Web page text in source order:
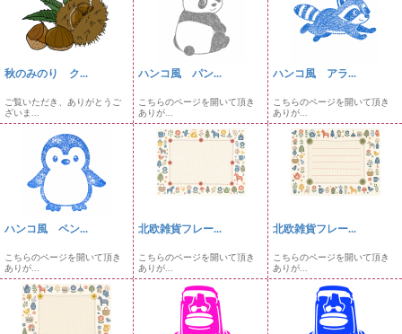
秋のみのり ク...
ご覧いただき、ありがとうご
ざいま...
ハンコ風 パン...
こちらのページを開いて頂き
ありが...
ハンコ風 アラ...
こちらのページを開いて頂き
ありが...
ハンコ風 ペン...
こちらのページを開いて頂き
ありが...
北欧雑貨フレー...
こちらのページを開いて頂き
ありが...
北欧雑貨フレー...
こちらのページを開いて頂き
ありが...